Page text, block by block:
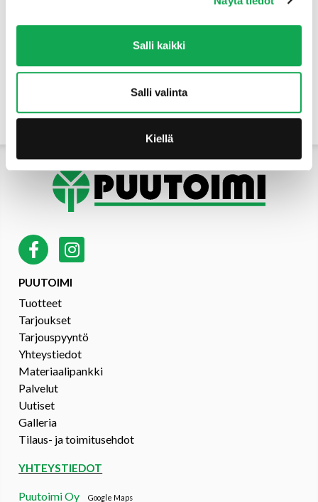
Salli kaikki
Salli valinta
Kiellä
PUUTOIMI
Tuotteet
Tarjoukset
Tarjouspyyntö
Yhteystiedot
Materiaalipankki
Palvelut
Uutiset
Galleria
Tilaus- ja toimitusehdot
YHTEYSTIEDOT
Puutoimi OyGoogle Maps